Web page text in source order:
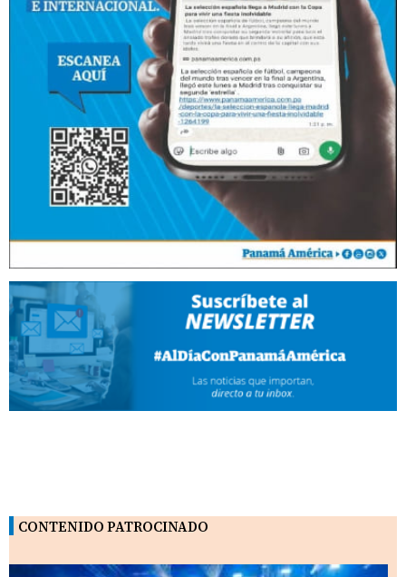
CONTENIDO PATROCINADO